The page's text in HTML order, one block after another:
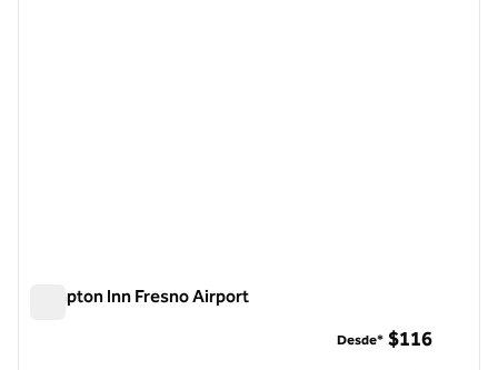
Hampton Inn Fresno Airport
Desde* $116